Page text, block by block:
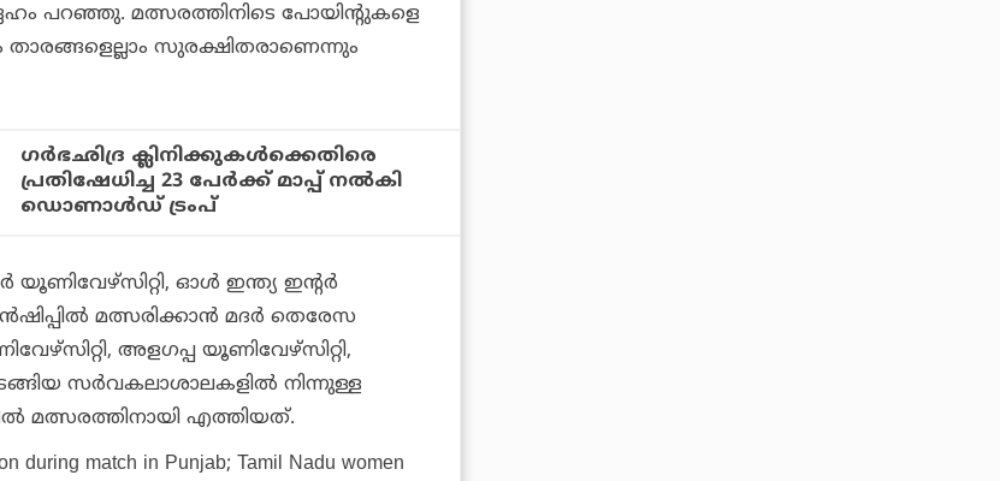
പറഞ്ഞു. മത്സരത്തിനിടെ പോയിന്റുകളെ
താരങ്ങളെല്ലാം സുരക്ഷിതരാണെന്നും
ഗര്‍ഭഛിദ്ര ക്ലിനിക്കുകള്‍ക്കെതിരെ
പ്രതിഷേധിച്ച 23 പേര്‍ക്ക് മാപ്പ് നല്‍കി
ഡൊണാള്‍ഡ് ട്രംപ്
ഓള്‍ ഇന്ത്യ ഇന്റര്‍
മത്സരിക്കാന്‍ മദര്‍ തെരേസ
അളഗപ്പ യൂണിവേഴ്‌സിറ്റി,
സര്‍വകലാശാലകളില്‍ നിന്നുള്ള
മത്സരത്തിനായി എത്തിയത്.
during match in Punjab; Tamil Nadu women